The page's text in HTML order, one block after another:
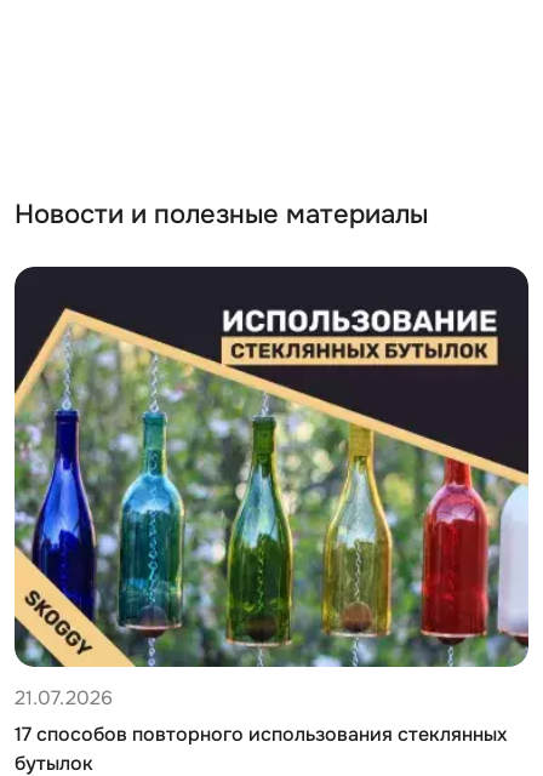
Новости и полезные материалы
21.07.2026
17 способов повторного использования стеклянных
бутылок